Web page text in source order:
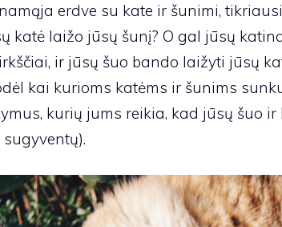
erdve su kate ir šunimi,
katė laižo jūsų šunį? O gal jūsų
ir jūsų šuo bando laižyti jūsų
kai kurioms katėms ir šunims
kurių jums reikia, kad jūsų šuo